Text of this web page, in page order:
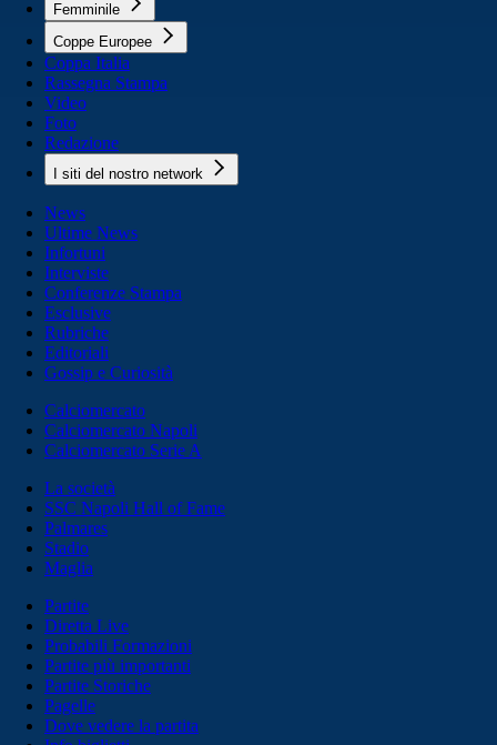
Femminile
Coppe Europee
Coppa Italia
Rassegna Stampa
Video
Foto
Redazione
I siti del nostro network
News
Ultime News
Infortuni
Interviste
Conferenze Stampa
Esclusive
Rubriche
Editoriali
Gossip e Curiosità
Calciomercato
Calciomercato Napoli
Calciomercato Serie A
La società
SSC Napoli Hall of Fame
Palmares
Stadio
Maglia
Partite
Diretta Live
Probabili Formazioni
Partite più importanti
Partite Storiche
Pagelle
Dove vedere la partita